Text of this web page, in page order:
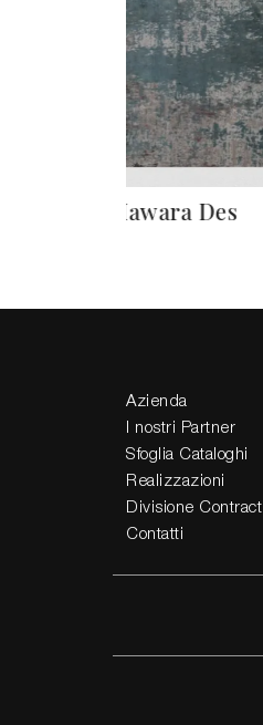
Hawara Des
Azienda
I nostri Partner
Sfoglia Cataloghi
Realizzazioni
Divisione Contract
Contatti